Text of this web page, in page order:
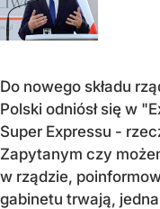
Do nowego składu
Polski odniósł się w
Super Expressu -
Zapytanym czy
w rządzie,
gabinetu trwają,